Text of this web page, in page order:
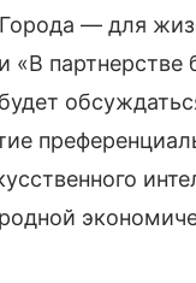
— для
«В партнерстве